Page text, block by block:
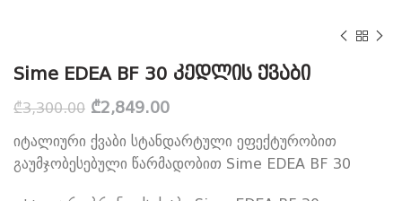
Sime EDEA BF 30 კედლის ქვაბი
₾3,300.00 Original
was:
₾3,300.00.
₾2,849.00Current
is:
₾2,849.00.
იტალიური ქვაბი სტანდარტული ეფექტურობით
გაუმჯობესებული წარმადობით Sime EDEA BF 30